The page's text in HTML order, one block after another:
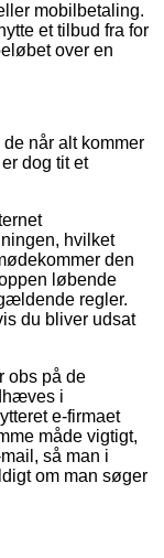
mobilbetaling.
et tilbud fra for
over en
når alt kommer
dog tit et
hvilket
den
løbende
regler.
du bliver udsat
obs på de
i
e-firmaet
måde vigtigt,
så man i
om man søger